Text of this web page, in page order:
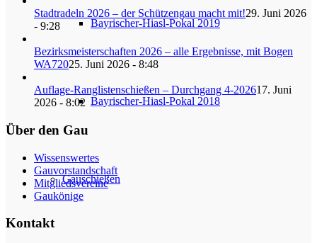
Bayrischer-Hiasl-Pokal 2019
Bayrischer-Hiasl-Pokal 2018
Gauschießen
Stadtradeln 2026 – der Schützengau macht mit!29. Juni 2026
- 9:28
Bezirksmeisterschaften 2026 – alle Ergebnisse, mit Bogen
WA72025. Juni 2026 - 8:48
Auflage-Ranglistenschießen – Durchgang 4-202617. Juni
2026 - 8:02
Über den Gau
Wissenswertes
Gauvorstandschaft
Mitgliedsvereine
Gaukönige
Kontakt